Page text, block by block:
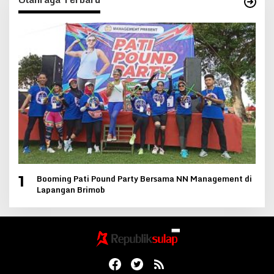
1
Booming Pati Pound Party Bersama NN Management di
Lapangan Brimob